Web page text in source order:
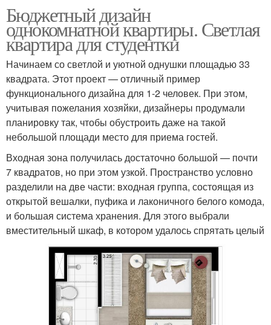
Бюджетный дизайн
однокомнатной квартиры. Светлая
квартира для студентки
Начинаем со светлой и уютной однушки площадью 33
квадрата. Этот проект — отличный пример
функционального дизайна для 1-2 человек. При этом,
учитывая пожелания хозяйки, дизайнеры продумали
планировку так, чтобы обустроить даже на такой
небольшой площади место для приема гостей.
Входная зона получилась достаточно большой — почти
7 квадратов, но при этом узкой. Пространство условно
разделили на две части: входная группа, состоящая из
открытой вешалки, пуфика и лаконичного белого комода,
и большая система хранения. Для этого выбрали
вместительный шкаф, в котором удалось спрятать целый